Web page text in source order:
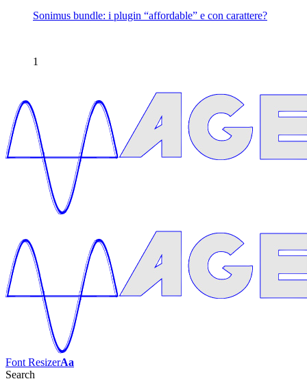
Sonimus bundle: i plugin “affordable” e con carattere?
1
Font ResizerAa
Search